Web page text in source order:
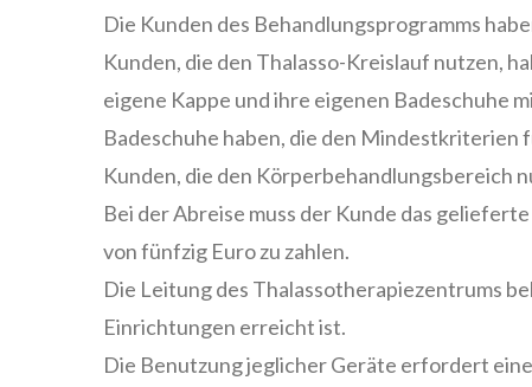
Die Kunden des Behandlungsprogramms
Kunden, die den Thalasso-Kreislauf nutzen,
eigene Kappe und ihre eigenen Badeschuhe
Badeschuhe haben, die den Mindestkriterien
Kunden, die den Körperbehandlungsbereich
Bei der Abreise muss der Kunde das
von fünfzig Euro zu zahlen.
Die Leitung des Thalassotherapiezentrums
Einrichtungen erreicht ist.
Die Benutzung jeglicher Geräte erfordert